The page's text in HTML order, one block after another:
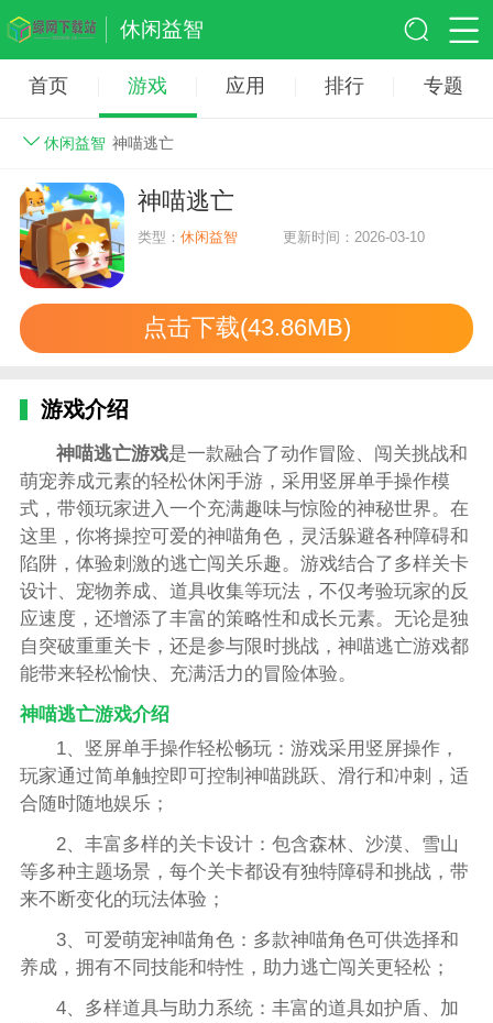
休闲益智
首页 游戏 应用 排行 专题
休闲益智 神喵逃亡
神喵逃亡
类型：休闲益智 更新时间：2026-03-10
点击下载(43.86MB)
游戏介绍
神喵逃亡游戏是一款融合了动作冒险、闯关挑战和
萌宠养成元素的轻松休闲手游，采用竖屏单手操作模
式，带领玩家进入一个充满趣味与惊险的神秘世界。在
这里，你将操控可爱的神喵角色，灵活躲避各种障碍和
陷阱，体验刺激的逃亡闯关乐趣。游戏结合了多样关卡
设计、宠物养成、道具收集等玩法，不仅考验玩家的反
应速度，还增添了丰富的策略性和成长元素。无论是独
自突破重重关卡，还是参与限时挑战，神喵逃亡游戏都
能带来轻松愉快、充满活力的冒险体验。
神喵逃亡游戏介绍
1、竖屏单手操作轻松畅玩：游戏采用竖屏操作，
玩家通过简单触控即可控制神喵跳跃、滑行和冲刺，适
合随时随地娱乐；
2、丰富多样的关卡设计：包含森林、沙漠、雪山
等多种主题场景，每个关卡都设有独特障碍和挑战，带
来不断变化的玩法体验；
3、可爱萌宠神喵角色：多款神喵角色可供选择和
养成，拥有不同技能和特性，助力逃亡闯关更轻松；
4、多样道具与助力系统：丰富的道具如护盾、加